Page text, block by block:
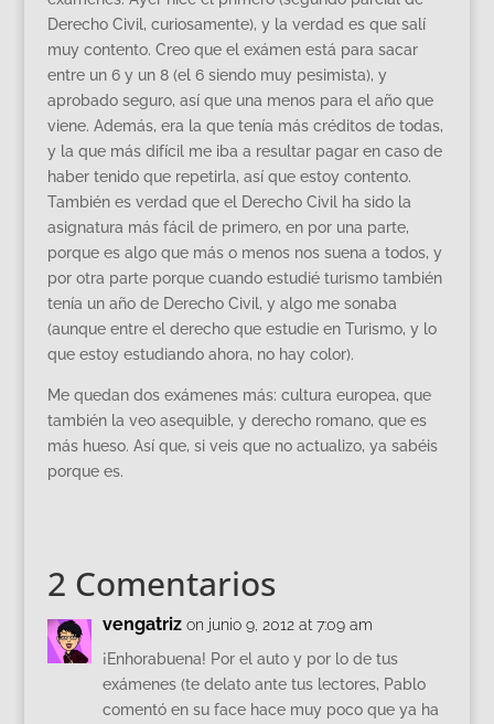
Derecho Civil, curiosamente), y la verdad es que salí
muy contento. Creo que el exámen está para sacar
entre un 6 y un 8 (el 6 siendo muy pesimista), y
aprobado seguro, así que una menos para el año que
viene. Además, era la que tenía más créditos de todas,
y la que más difícil me iba a resultar pagar en caso de
haber tenido que repetirla, así que estoy contento.
También es verdad que el Derecho Civil ha sido la
asignatura más fácil de primero, en por una parte,
porque es algo que más o menos nos suena a todos, y
por otra parte porque cuando estudié turismo también
tenía un año de Derecho Civil, y algo me sonaba
(aunque entre el derecho que estudie en Turismo, y lo
que estoy estudiando ahora, no hay color).
Me quedan dos exámenes más: cultura europea, que
también la veo asequible, y derecho romano, que es
más hueso. Así que, si veis que no actualizo, ya sabéis
porque es.
2 Comentarios
vengatriz on junio 9, 2012 at 7:09 am
¡Enhorabuena! Por el auto y por lo de tus
exámenes (te delato ante tus lectores, Pablo
comentó en su face hace muy poco que ya ha